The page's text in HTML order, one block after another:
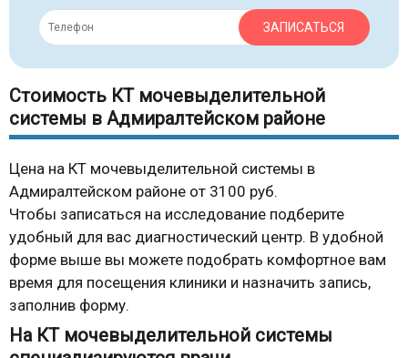
ЗАПИСАТЬСЯ
Стоимость КТ мочевыделительной
системы в Адмиралтейском районе
Цена на КТ мочевыделительной системы в
Адмиралтейском районе от 3100 руб.
Чтобы записаться на исследование подберите
удобный для вас диагностический центр. В удобной
форме выше вы можете подобрать комфортное вам
время для посещения клиники и назначить запись,
заполнив форму.
На КТ мочевыделительной системы